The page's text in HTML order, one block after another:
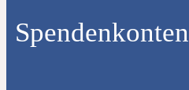
Spendenkonten